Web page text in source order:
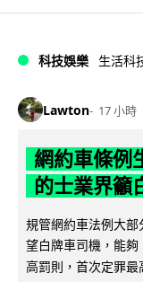
科技娛樂 生活科
Lawton 17 小時
網約車條例
的士業界籲
規管網約車法例大
望白牌車司機，能
高罰則，首次定罪最